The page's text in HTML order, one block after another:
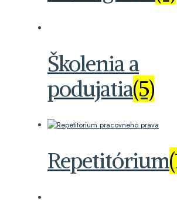
Školenia a
podujatia(5)
Repetitórium